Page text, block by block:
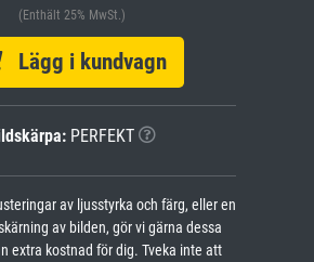
(Enthält 25% MwSt.)
Lägg i kundvagn
PERFEKT
av ljusstyrka och färg, eller en
av bilden, gör vi gärna dessa
extra kostnad för dig. Tveka inte att